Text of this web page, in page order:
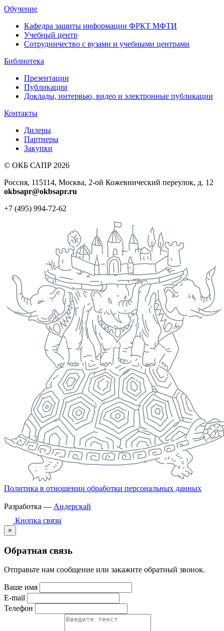
Обучение
Кафедра защиты информации ФРКТ МФТИ
Учебный центр
Сотрудничество с вузами и учебными центрами
Библиотека
Презентации
Публикации
Доклады, интервью, видео и электронные публикации
Контакты
Дилеры
Партнеры
Закупки
© ОКБ САПР 2026
Россия, 115114, Москва, 2-ой Кожевнический переулок, д. 12
okbsapr@okbsapr.ru
+7 (495) 994-72-62
Политика в отношении обработки персональных данных
Разработка — Андерскай
Кнопка связи
×
Обратная связь
Отправьте нам сообщение или закажите обратный звонок.
Ваше имя
E-mail
Телефон